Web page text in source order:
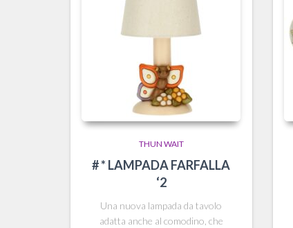
THUN WAIT
# * LAMPADA FARFALLA
‘2
Una nuova lampada da tavolo
adatta anche al comodino, che